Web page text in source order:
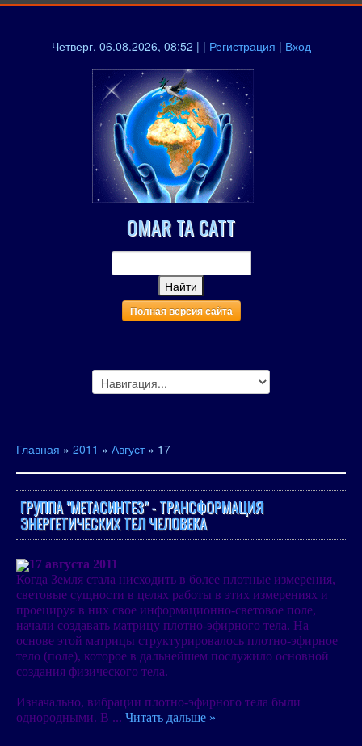
Четверг, 06.08.2026, 08:52 | | Регистрация | Вход
OMAR TA CATT
Полная версия сайта
Главная » 2011 » Август » 17
ГРУППА "МЕТАСИНТЕЗ" - ТРАНСФОРМАЦИЯ
ЭНЕРГЕТИЧЕСКИХ ТЕЛ ЧЕЛОВЕКА
17 августа 2011
Когда Земля стала нисходить в более плотные измерения,
световые сущности в целях работы в этих измерениях и
проецируя в них свое информационно-световое поле,
начали создавать матрицу плотно-эфирного тела. На
основе этой матрицы структурировалось плотно-эфирное
тело (поле), которое в дальнейшем послужило основной
создания физического тела.
Изначально, вибрации плотно-эфирного тела были
однородными. В ... Читать дальше »